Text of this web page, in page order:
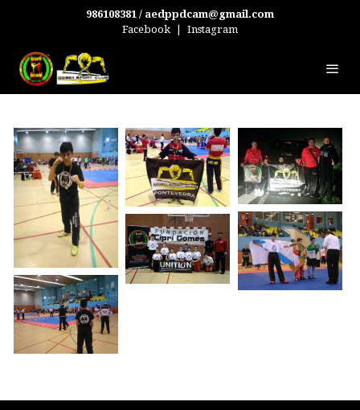
986108381 / aedppdcam@gmail.com
Facebook
Instagram